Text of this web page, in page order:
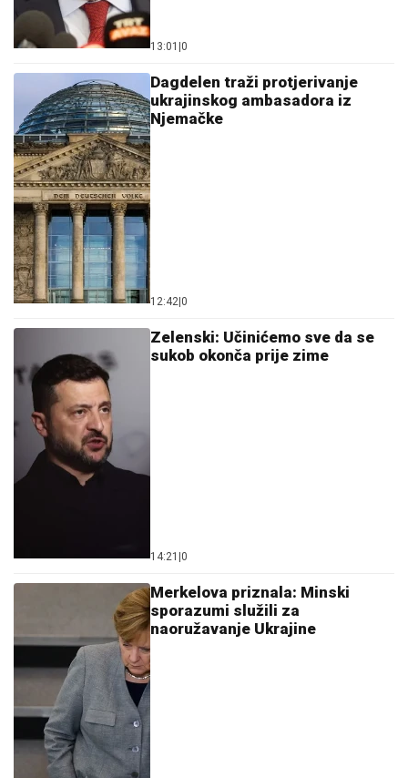
13:01 |0
Dagdelen traži protjerivanje
ukrajinskog ambasadora iz
Njemačke
12:42|0
Zelenski: Učinićemo sve da se
sukob okonča prije zime
14:21 |0
Merkelova priznala: Minski
sporazumi služili za
naoružavanje Ukrajine